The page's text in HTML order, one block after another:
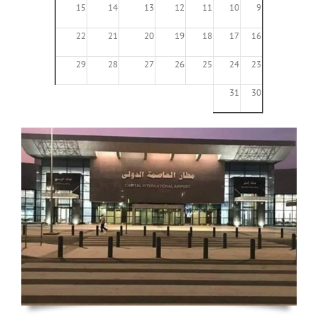
9
10
11
12
13
14
15
16
17
18
19
20
21
22
23
24
25
26
27
28
29
30
31